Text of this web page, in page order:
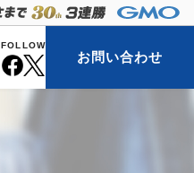
FOLLOW
お問い合わせ